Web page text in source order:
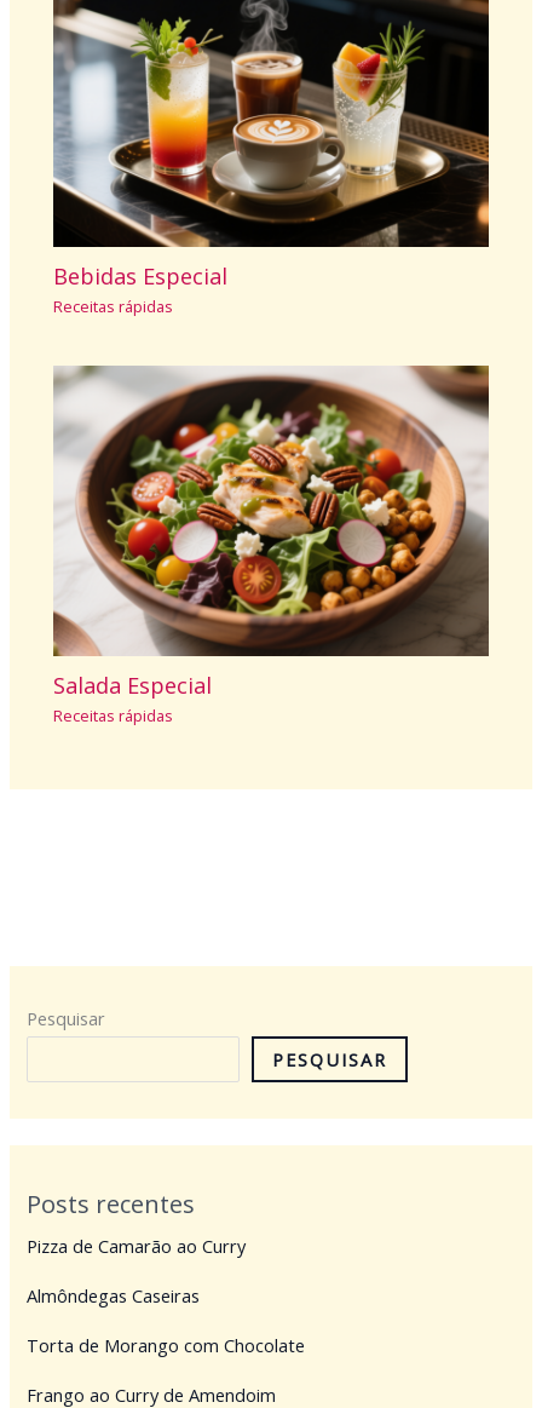
Bebidas Especial
Receitas rápidas
Salada Especial
Receitas rápidas
Pesquisar
PESQUISAR
Posts recentes
Pizza de Camarão ao Curry
Almôndegas Caseiras
Torta de Morango com Chocolate
Frango ao Curry de Amendoim